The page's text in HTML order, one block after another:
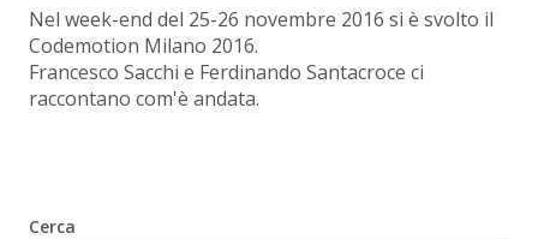
Nel week-end del 25-26 novembre 2016 si è svolto il
Codemotion Milano 2016.
Francesco Sacchi e Ferdinando Santacroce ci
raccontano com'è andata.
Cerca